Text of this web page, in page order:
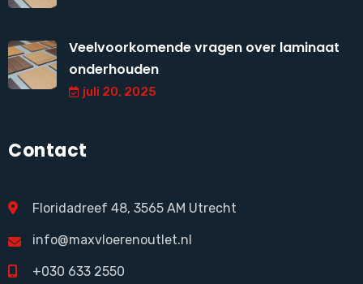
Veelvoorkomende vragen over laminaat
onderhouden
juli 20, 2025
Contact
Floridadreef 48, 3565 AM Utrecht
info@maxvloerenoutlet.nl
+030 633 2550